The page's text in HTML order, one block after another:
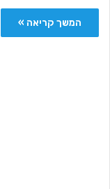
המשך קריאה »